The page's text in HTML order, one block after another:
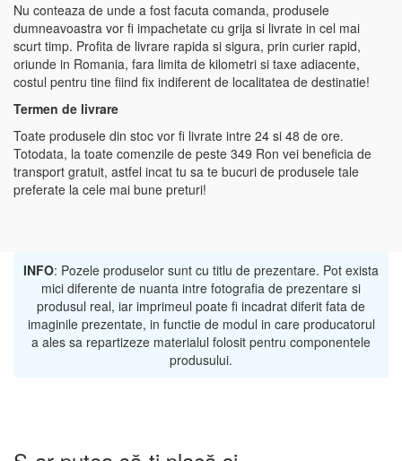
Nu conteaza de unde a fost facuta comanda, produsele
dumneavoastra vor fi impachetate cu grija si livrate in cel mai
scurt timp. Profita de livrare rapida si sigura, prin curier rapid,
oriunde in Romania, fara limita de kilometri si taxe adiacente,
costul pentru tine fiind fix indiferent de localitatea de destinatie!
Termen de livrare
Toate produsele din stoc vor fi livrate intre 24 si 48 de ore.
Totodata, la toate comenzile de peste 349 Ron vei beneficia de
transport gratuit, astfel incat tu sa te bucuri de produsele tale
preferate la cele mai bune preturi!
INFO: Pozele produselor sunt cu titlu de prezentare. Pot exista
mici diferente de nuanta intre fotografia de prezentare si
produsul real, iar imprimeul poate fi incadrat diferit fata de
imaginile prezentate, in functie de modul in care producatorul
a ales sa repartizeze materialul folosit pentru componentele
produsului.